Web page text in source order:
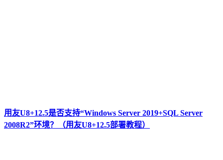
用友U8+12.5是否支持“Windows Server 2019+SQL Server
2008R2”环境？（用友U8+12.5部署教程）